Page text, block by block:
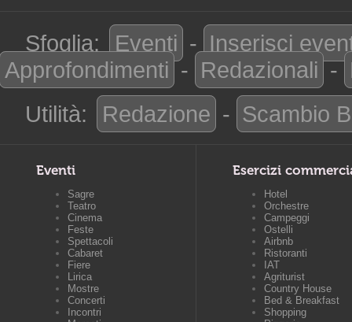
Sfoglia: Eventi - Inserisci
Approfondimenti - Redazionali -
Utilità:
Redazione - Scambio
Eventi
Sagre
Teatro
Cinema
Feste
Spettacoli
Cabaret
Fiere
Lirica
Mostre
Concerti
Incontri
Esercizi
Hotel
Orchestre
Campeggi
Ostelli
Airbnb
Ristoranti
IAT
Agriturist
Country House
Bed & Breakfast
Shopping